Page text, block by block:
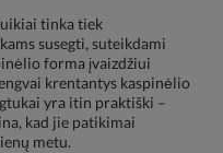
tinka tiek
susegti, suteikdami
forma įvaizdžiui
krentantys kaspinėlio
yra itin praktiški –
kad jie patikimai
metu.